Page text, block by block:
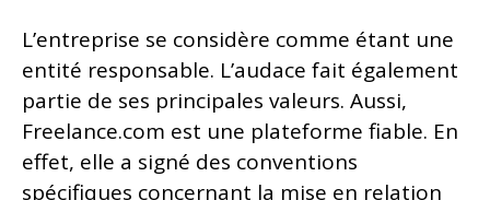
L’entreprise se considère comme étant une
entité responsable. L’audace fait également
partie de ses principales valeurs. Aussi,
Freelance.com est une plateforme fiable. En
effet, elle a signé des conventions
spécifiques concernant la mise en relation